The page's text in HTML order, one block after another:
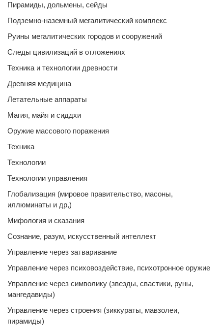
Пирамиды, дольмены, сейды
Подземно-наземный мегалитический комплекс
Руины мегалитических городов и сооружений
Следы цивилизаций в отложениях
Техника и технологии древности
Древняя медицина
Летательные аппараты
Магия, майя и сиддхи
Оружие массового поражения
Техника
Технологии
Технологии управления
Глобализация (мировое правительство, масоны,
иллюминаты и др,)
Мифология и сказания
Сознание, разум, искусственный интеллект
Управление через затваривание
Управление через психовоздействие, психотронное оружие
Управление через символику (звезды, свастики, руны,
мангедавиды)
Управление через строения (зиккураты, мавзолеи,
пирамиды)